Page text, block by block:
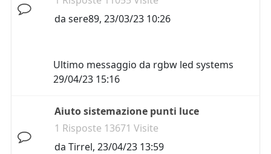
da sere89, 23/03/23 10:26
Ultimo messaggio da rgbw led systems
29/04/23 15:16
Aiuto sistemazione punti luce
1 Risposte 13671 Visite
da Tirrel, 23/04/23 13:59